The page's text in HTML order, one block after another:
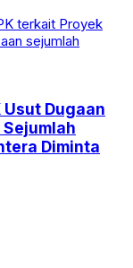
Dugaan
Sejumlah
Diminta